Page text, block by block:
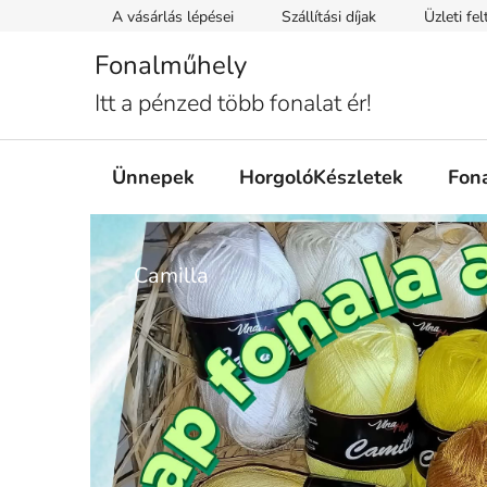
A vásárlás lépései Szállítási díjak Üzleti
Fonalműhely
Itt a pénzed több fonalat ér!
Ünnepek HorgolóKészletek
Ü
d
v
ö
z
ö
Camilla